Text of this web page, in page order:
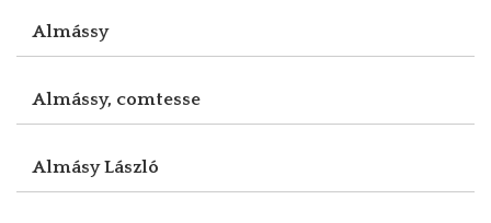
Almássy
Almássy, comtesse
Almásy László